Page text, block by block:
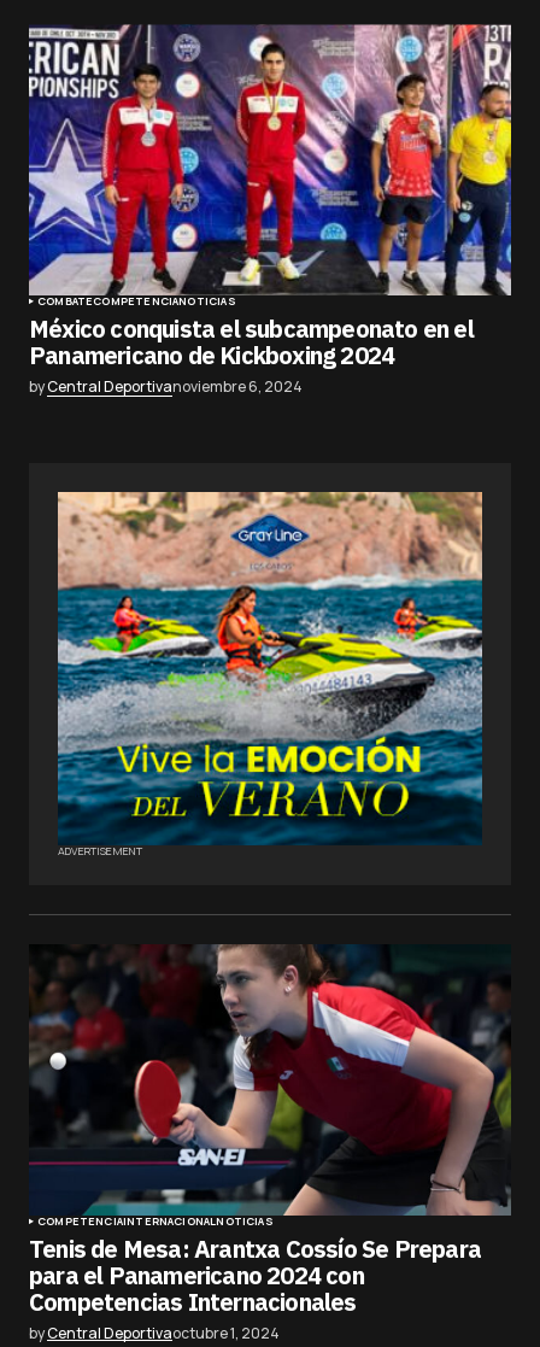
COMBATECOMPETENCIANOTICIAS
México conquista el subcampeonato en el
Panamericano de Kickboxing 2024
byCentral Deportivanoviembre 6, 2024
ADVERTISEMENT
COMPETENCIAINTERNACIONALNOTICIAS
Tenis de Mesa: Arantxa Cossío Se Prepara
para el Panamericano 2024 con
Competencias Internacionales
byCentral Deportivaoctubre 1, 2024